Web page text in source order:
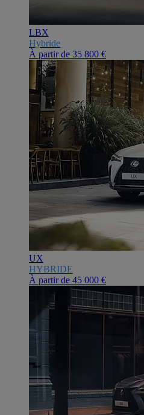
LBX
Hybride
À partir de 35 800 €
UX
HYBRIDE
À partir de 45 000 €